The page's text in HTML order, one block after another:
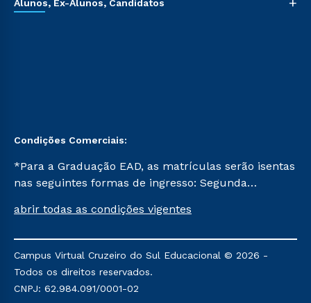
Alunos, Ex-Alunos, Candidatos
Condições Comerciais:
*Para a Graduação EAD, as matrículas serão isentas
nas seguintes formas de ingresso: Segunda
Já para as demais, a taxa de matrícula será de R$
mencionadas são referentes aos cursos: Ensino
Religioso, Geografia para a Docência e Metodologia
do Ensino de História: Questões Atuais.
abrir todas as condições vigentes
Campus Virtual Cruzeiro do Sul Educacional © 2026 -
Todos os direitos reservados.
CNPJ: 62.984.091/0001-02